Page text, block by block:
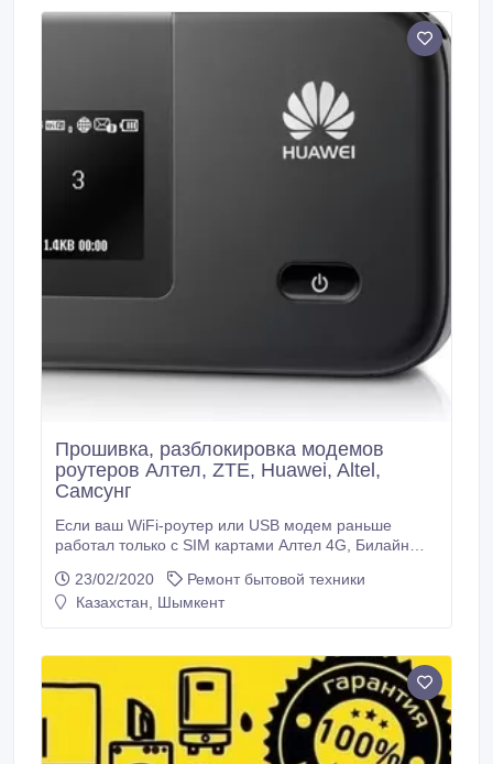
Прошивка, разблокировка модемов
роутеров Алтел, ZTE, Huawei, Altel,
Самсунг
Если ваш WiFi-роутер или USB модем раньше
работал только с SIM картами Алтел 4G, Билайн
работать со всеми SIM картами мобильных
операторов Казахстана, СНГ и зарубежья.
разблокировать обычные USB модемы 3G Цены на
разблокировку каждой модели уточняйте по
телефонам.
23/02/2020
Ремонт бытовой техники
Казахстан, Шымкент